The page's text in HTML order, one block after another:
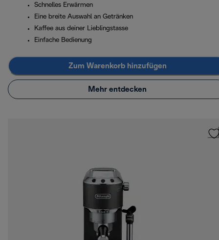
Schnelles Erwärmen
Eine breite Auswahl an Getränken
Kaffee aus deiner Lieblingstasse
Einfache Bedienung
Zum Warenkorb hinzufügen
Mehr entdecken